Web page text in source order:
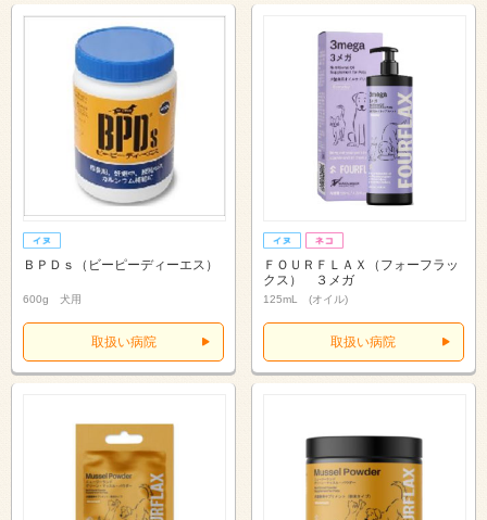
ＢＰＤｓ（ビーピーディーエス）
600g 犬用
取扱い病院
ＦＯＵＲＦＬＡＸ（フォーフラッ
クス） ３メガ
125mL (オイル)
取扱い病院